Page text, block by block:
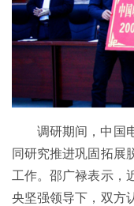
调研期间，中国
同研究推进巩固拓展
工作。邵广禄表示，
央坚强领导下，双方